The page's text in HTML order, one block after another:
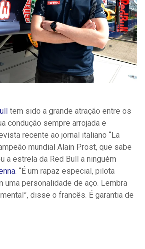
tem sido a grande atração entre os
condução sempre arrojada e
recente ao jornal italiano “La
mundial Alain Prost, que sabe
a estrela da Red Bull a ninguém
. “É um rapaz especial, pilota
uma personalidade de aço. Lembra
disse o francês. É garantia de